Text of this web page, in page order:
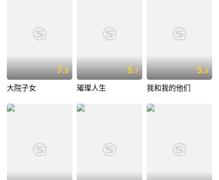
7.8
大院子女
5.7
璀璨人生
5.8
我和我的他们